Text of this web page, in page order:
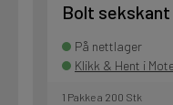
Bolt sekskant
På nettlager
Klikk & Hent i
1 Pakke a 200 Stk